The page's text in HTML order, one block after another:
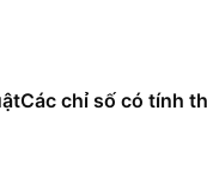
Các chỉ số có tính